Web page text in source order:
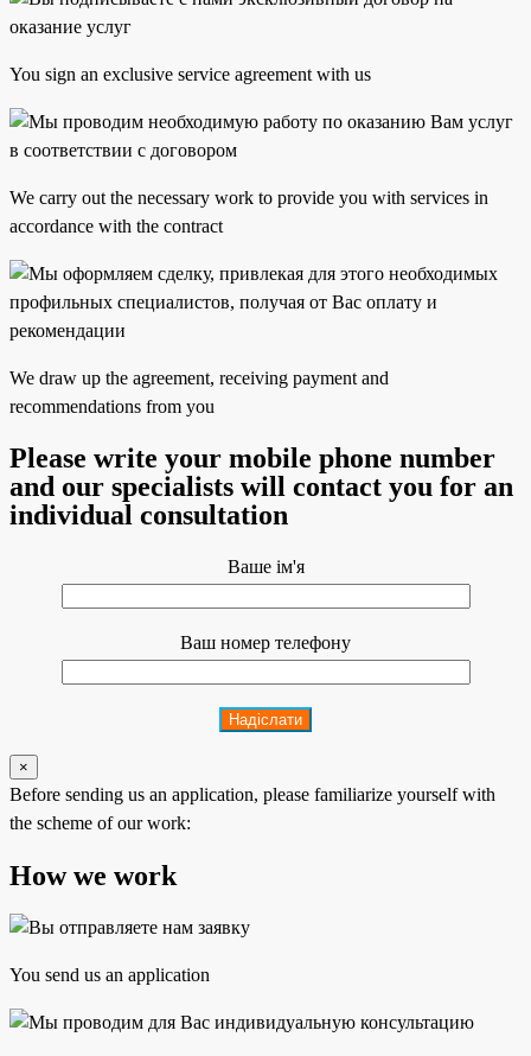
You sign an exclusive service agreement with us
We carry out the necessary work to provide you with services in
accordance with the contract
We draw up the agreement, receiving payment and
recommendations from you
Please write your mobile phone number
and our specialists will contact you for an
individual consultation
Ваше ім'я
Ваш номер телефону
×
Before sending us an application, please familiarize yourself with
the scheme of our work:
How we work
You send us an application